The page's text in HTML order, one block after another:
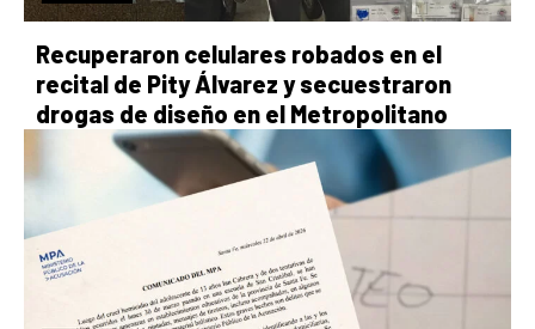
Recuperaron celulares robados en el
recital de Pity Álvarez y secuestraron
drogas de diseño en el Metropolitano